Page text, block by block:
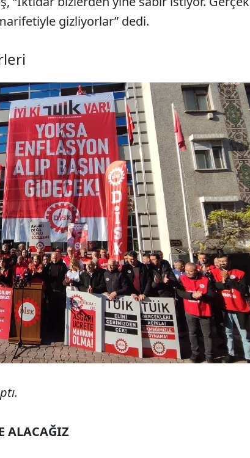
gizliyorlar” dedi.
ALACAĞIZ